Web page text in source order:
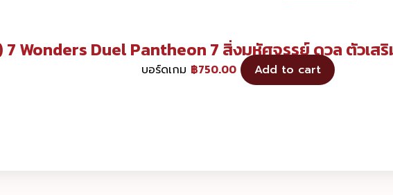
7 Wonders Duel Pantheon 7 สิ่งมหัศจรรย์ ดวล ตัวเส
บอร์ดเกม ฿750.00 Add to cart